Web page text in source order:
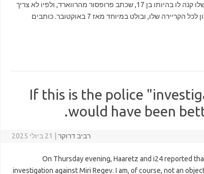
"אסטרטגיה". נתניהו אוהב לספר על ספר שאבא שלו קנה לו בהיותו בן 17, שכתב פרופסור מהרווארד, ולפיו לא צריך
להגדיר מטרות. הספר השפיע עליו עמוקות. זה נכון לכל הקריירה שלו, ובולט במיוחד מאז 7 באוקטובר. כותבים
If this is the police
would have been
רביב דרוקר 21 ביולי 2025
On Thursday evening, Haaretz and i24 reported
investigation against Miri Regev. I am, of course, not an